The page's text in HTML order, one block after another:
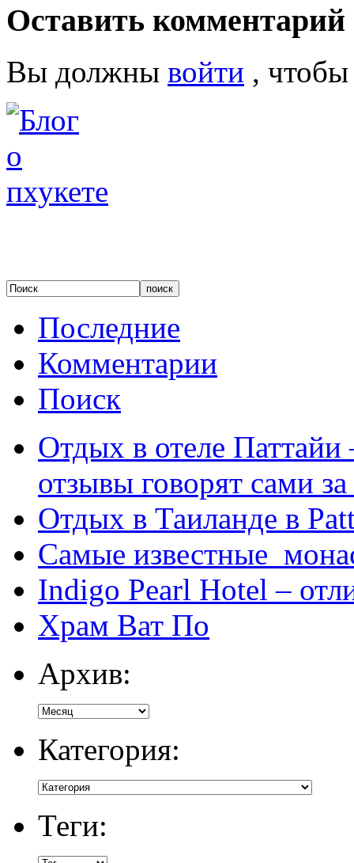
Оставить комментарий
Вы должны войти ,
Последние
Комментарии
Поиск
Отдых в отеле
отзывы говорят сами за
Отдых в Таиланде в
Самые известные
Indigo Pearl Hotel –
Храм Ват По
Архив:
Категория:
Теги: